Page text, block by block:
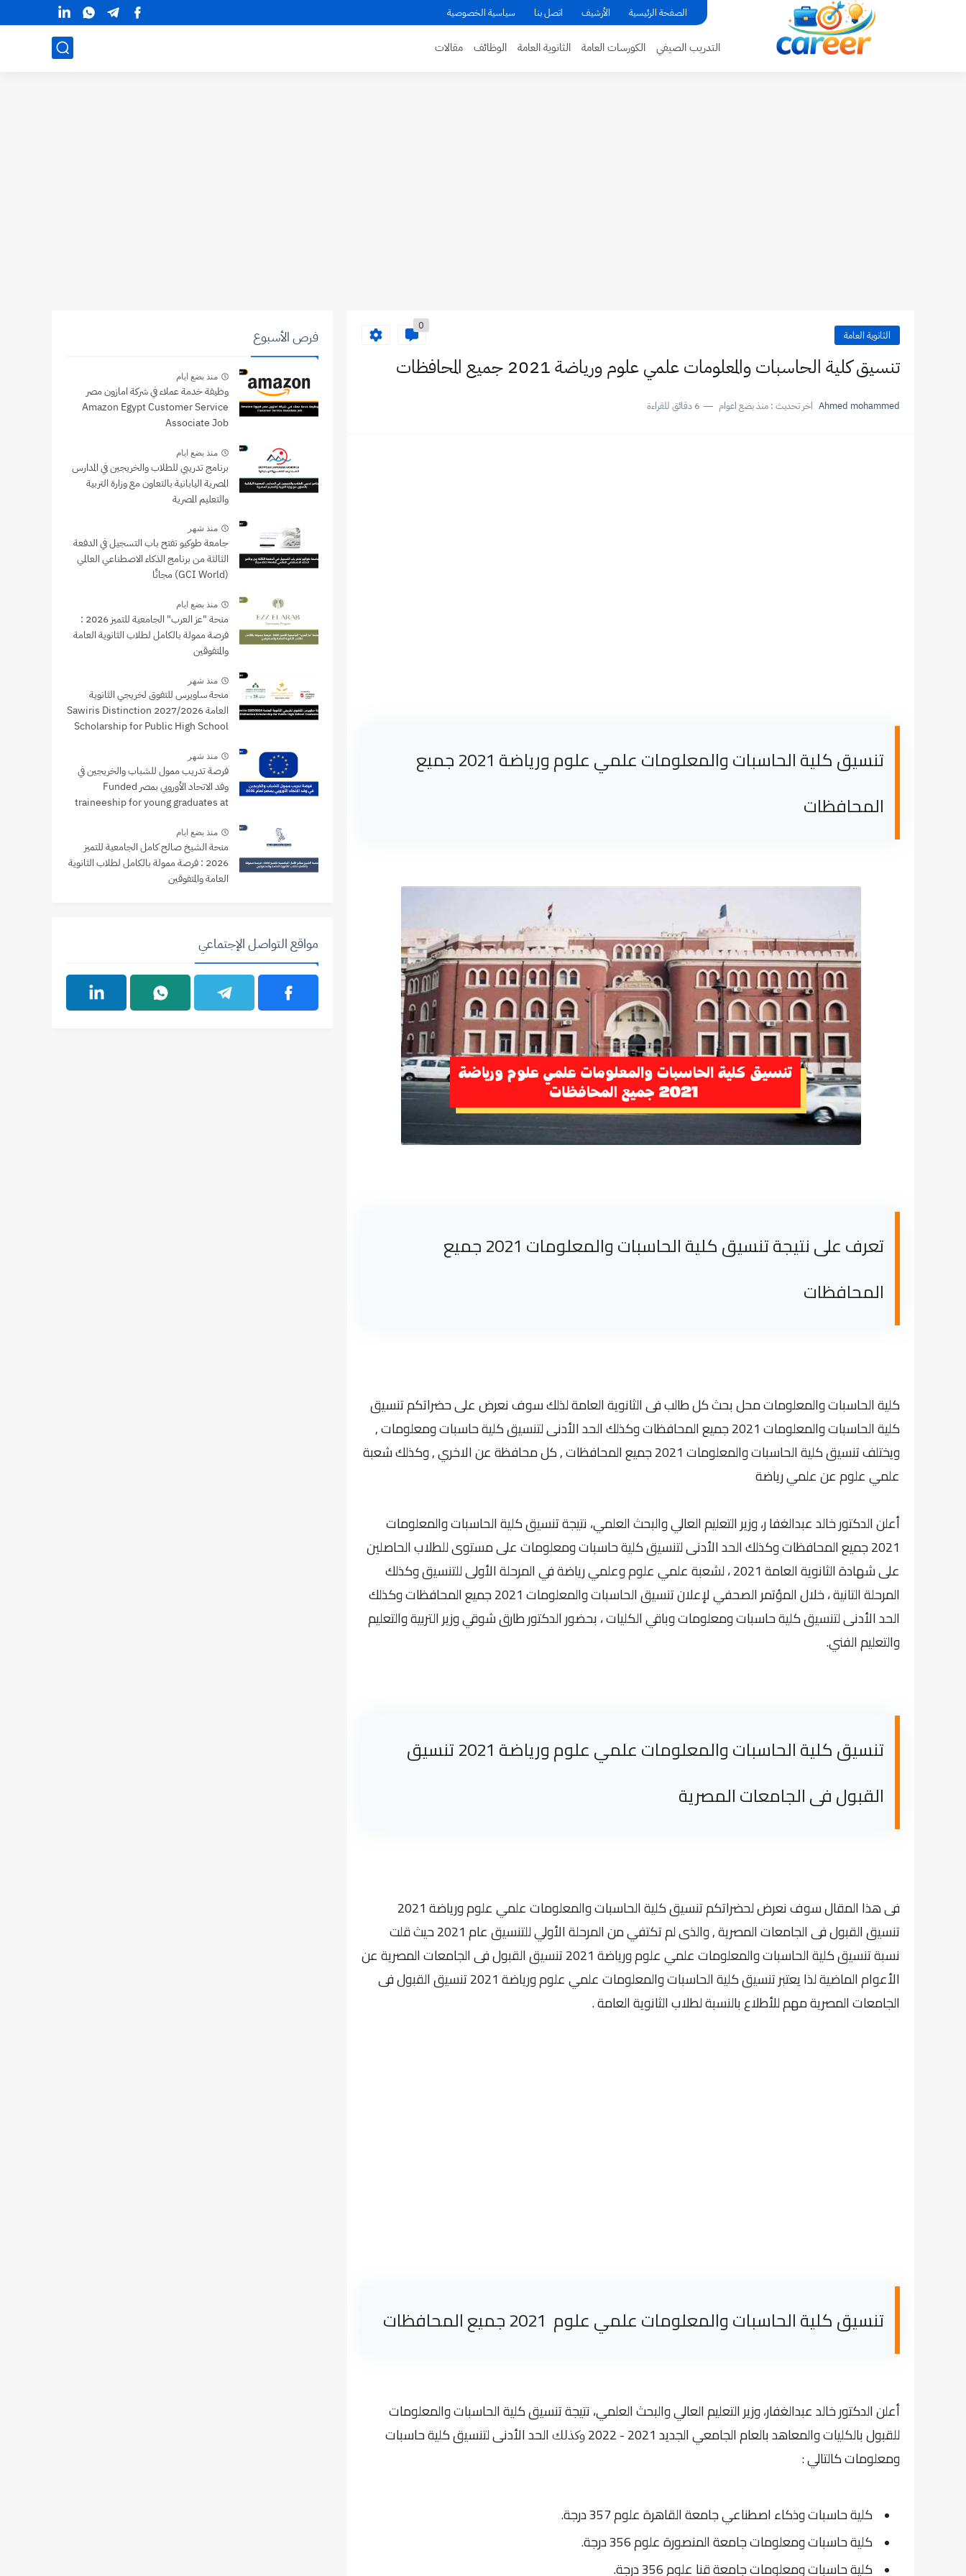
الصفحة الرئيسية الأرشيف اتصل بنا سياسية الخصوصية
التدريب الصيفي الكورسات العامة الثانوية العامة الوظائف مقالات
الثانوية العامة
0
تنسيق كلية الحاسبات والمعلومات علمي علوم ورياضة 2021 جميع المحافظات
Ahmed mohammed اخر تحديث : منذ بضع اعوام 6 دقائق للقراءة
تنسيق كلية الحاسبات والمعلومات علمي علوم ورياضة 2021 جميع
المحافظات
تعرف على نتيجة تنسيق كلية الحاسبات والمعلومات 2021 جميع
المحافظات
كلية الحاسبات والمعلومات محل بحث كل طالب فى الثانوية العامة لذلك سوف نعرض على حضراتكم تنسيق
كلية الحاسبات والمعلومات 2021 جميع المحافظات وكذلك الحد الأدنى لتنسيق كلية حاسبات ومعلومات ,
ويختلف تنسيق كلية الحاسبات والمعلومات 2021 جميع المحافظات , كل محافظة عن الاخري , وكذلك شعبة
علمي علوم عن علمي رياضة
أعلن الدكتور خالد عبدالغفا ر، وزير التعليم العالي والبحث العلمي، نتيجة تنسيق كلية الحاسبات والمعلومات
2021 جميع المحافظات وكذلك الحد الأدنى لتنسيق كلية حاسبات ومعلومات على مستوى للطلاب الحاصلين
على شهادة الثانوية العامة 2021 ، لشعبة علمي علوم وعلمي رياضة في المرحلة الأولى للتنسيق وكذلك
المرحلة التانية ، خلال المؤتمر الصحفي لإعلان تنسيق الحاسبات والمعلومات 2021 جميع المحافظات وكذلك
الحد الأدنى لتنسيق كلية حاسبات ومعلومات وباقي الكليات ، بحضور الدكتور طارق شوقي وزير التربية والتعليم
والتعليم الفني.
تنسيق كلية الحاسبات والمعلومات علمي علوم ورياضة 2021 تنسيق
القبول فى الجامعات المصرية
فى هذا المقال سوف نعرض لحضراتكم تنسيق كلية الحاسبات والمعلومات علمي علوم ورياضة 2021
تنسيق القبول فى الجامعات المصرية , والذى لم تكتفي من المرحلة الأولي للتنسيق عام 2021 حيث قلت
نسبة تنسيق كلية الحاسبات والمعلومات علمي علوم ورياضة 2021 تنسيق القبول فى الجامعات المصرية عن
الأعوام الماضية لذا يعتبر تنسيق كلية الحاسبات والمعلومات علمي علوم ورياضة 2021 تنسيق القبول فى
الجامعات المصرية مهم للأطلاع بالنسبة لطلاب الثانوية العامة .
تنسيق كلية الحاسبات والمعلومات علمي علوم 2021 جميع المحافظات
أعلن الدكتور خالد عبدالغفار، وزير التعليم العالي والبحث العلمي، نتيجة تنسيق كلية الحاسبات والمعلومات
للقبول بالكليات والمعاهد بالعام الجامعي الجديد 2021 - 2022
وكذلكالحد الأدنى لتنسيق كلية حاسبات
ومعلوماتكالتالي :
كلية حاسبات وذكاء اصطناعي جامعة القاهرة علوم 357 درجة.
كلية حاسبات ومعلومات جامعة المنصورة علوم 356 درجة.
كلية حاسبات ومعلومات جامعة قنا علوم 356 درجة.
فرص الأسبوع
منذ بضع ايام
وظيفة خدمة عملاء في شركة امازون مصر
Amazon Egypt Customer Service
Associate Job
منذ بضع ايام
برنامج تدريبي للطلاب والخريجين في المدارس
المصرية اليابانية بالتعاون مع وزارة التربية
والتعليم المصرية
منذ شهر
جامعة طوكيو تفتح باب التسجيل في الدفعة
الثالثة من برنامج الذكاء الاصطناعي العالمي
(GCI World) مجانًا
منذ بضع ايام
منحة "عز العرب" الجامعية للتميز 2026 :
فرصة ممولة بالكامل لطلاب الثانوية العامة
والمتفوقين
منذ شهر
منحة ساويرس للتفوق لخريجي الثانوية
العامة 2027/2026 Sawiris Distinction
Scholarship for Public High School
منذ شهر
فرصة تدريب ممول للشباب والخريجين في
وفد الاتحاد الأوروبي بمصر Funded
traineeship for young graduates at
منذ بضع ايام
منحة الشيخ صالح كامل الجامعية للتميز
2026 : فرصة ممولة بالكامل لطلاب الثانوية
العامة والمتفوقين
مواقع التواصل الإجتماعي